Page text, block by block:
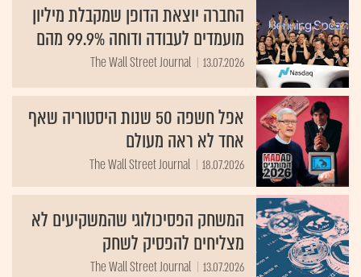
החברה יוצאת הדופן שמקבלת מיליון
מועמדים לעבודה ודוחה 99.9% מהם
13.07.2026
The Wall Street Journal
אפל חשפה 50 שנות היסטוריה שאף
אחד לא ראה מעולם
18.07.2026
The Wall Street Journal
המשחק הפסיכולוגי שהמשקיעים לא
מצליחים להפסיק לשחק
13.07.2026
The Wall Street Journal